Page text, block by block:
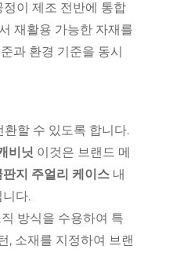
이 제조 전반에 통합
재활용 가능한 자재를
과 환경 기준을 동시
할 수 있도록 합니다.
비닛 이것은 브랜드 메
판지 주얼리 케이스 내
다.
방식을 수용하여 특
, 소재를 지정하여 브랜